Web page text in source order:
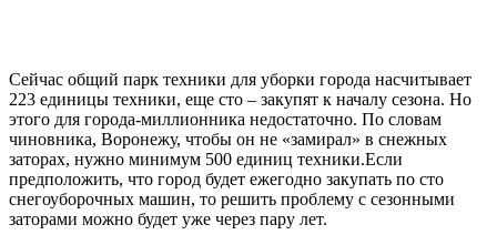
Сейчас общий парк техники для уборки города насчитывает
223 единицы техники, еще сто – закупят к началу сезона. Но
этого для города-миллионника недостаточно. По словам
чиновника, Воронежу, чтобы он не «замирал» в снежных
заторах, нужно минимум 500 единиц техники.Если
предположить, что город будет ежегодно закупать по сто
снегоуборочных машин, то решить проблему с сезонными
заторами можно будет уже через пару лет.